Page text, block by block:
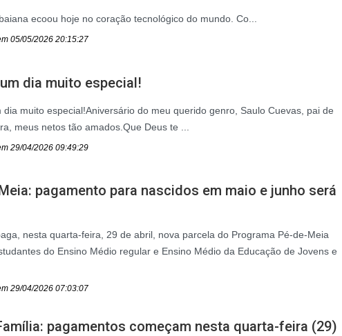
ecoou hoje no coração tecnológico do mundo. Co...
05/05/2026 20:15:27
dia muito especial!
dia muito especial!Aniversário do meu querido genro, Saulo Cuevas, pai de
meus netos tão amados.Que Deus te ...
29/04/2026 09:49:29
pagamento para nascidos em maio e junho será
nesta quarta-feira, 29 de abril, nova parcela do Programa Pé-de-Meia
do Ensino Médio regular e Ensino Médio da Educação de Jovens e
29/04/2026 07:03:07
pagamentos começam nesta quarta-feira (29)